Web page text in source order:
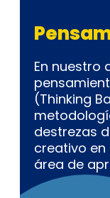
En nuestro
(Thinking
destrezas
creativo
área de